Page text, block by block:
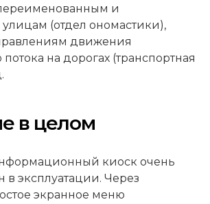
и
(отдел ономастики),
движения
потока на дорогах (транспортная
в целом
киоск очень
в эксплуатации. Через
экранное меню